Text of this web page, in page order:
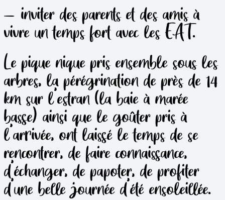
– inviter des parents et des amis à
vivre un temps fort avec les EAT.
Le pique nique pris ensemble sous les
arbres, la pérégrination de près de 14
km sur l’estran (la baie à marée
basse) ainsi que le goûter pris à
l’arrivée, ont laissé le temps de se
rencontrer, de faire connaissance,
d’échanger, de papoter, de profiter
d’une belle journée d’été ensoleillée.